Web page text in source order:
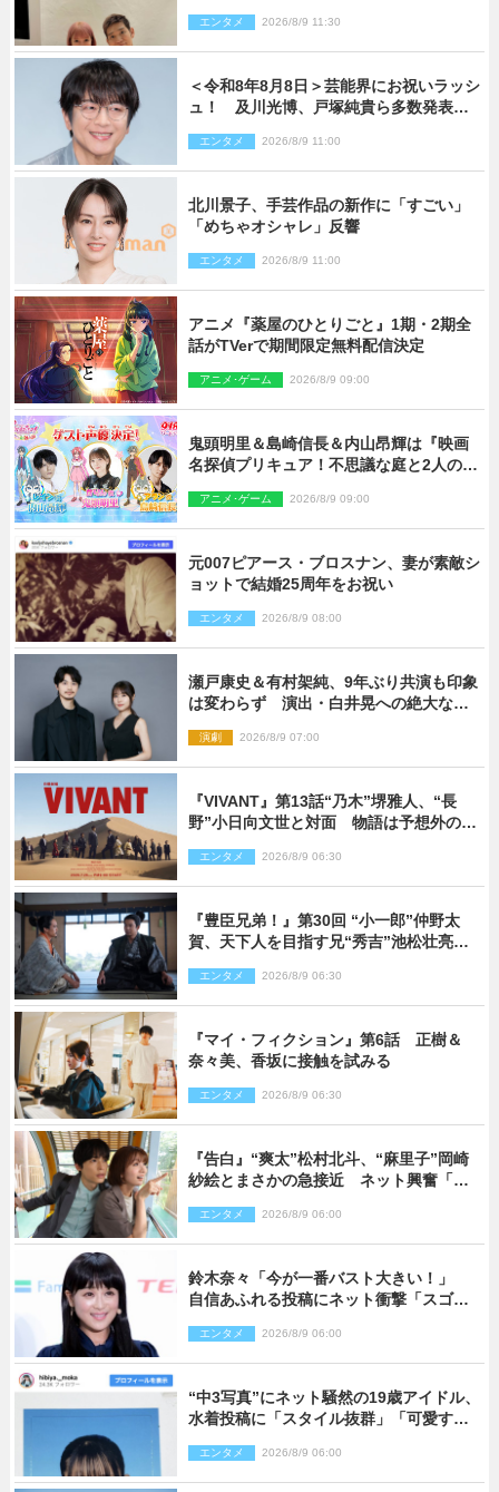
エンタメ 2026/8/9 11:30
＜令和8年8月8日＞芸能界にお祝いラッシ
ュ！ 及川光博、戸塚純貴ら多数発表結
エンタメ 2026/8/9 11:00
北川景子、手芸作品の新作に「すごい」
「めちゃオシャレ」反響
エンタメ 2026/8/9 11:00
アニメ『薬屋のひとりごと』1期・2期全
話がTVerで期間限定無料配信決定
アニメ･ゲーム 2026/8/9 09:00
鬼頭明里＆島崎信長＆内山昂輝は『映画
名探偵プリキュア！不思議な庭と2人の秘
アニメ･ゲーム 2026/8/9 09:00
元007ピアース・ブロスナン、妻が素敵シ
ョットで結婚25周年をお祝い
エンタメ 2026/8/9 08:00
瀬戸康史＆有村架純、9年ぶり共演も印象
は変わらず 演出・白井晃への絶大なる
演劇 2026/8/9 07:00
『VIVANT』第13話“乃木”堺雅人、“長
野”小日向文世と対面 物語は予想外の展
エンタメ 2026/8/9 06:30
『豊臣兄弟！』第30回 “小一郎”仲野太
賀、天下人を目指す兄“秀吉”池松壮亮
エンタメ 2026/8/9 06:30
『マイ・フィクション』第6話 正樹＆
奈々美、香坂に接触を試みる
エンタメ 2026/8/9 06:30
『告白』“爽太”松村北斗、“麻里子”岡崎
紗絵とまさかの急接近 ネット興奮「そ
り）
エンタメ 2026/8/9 06:00
鈴木奈々「今が一番バスト大きい！」
自信あふれる投稿にネット衝撃「スゴ
エンタメ 2026/8/9 06:00
“中3写真”にネット騒然の19歳アイドル、
水着投稿に「スタイル抜群」「可愛すぎ
エンタメ 2026/8/9 06:00